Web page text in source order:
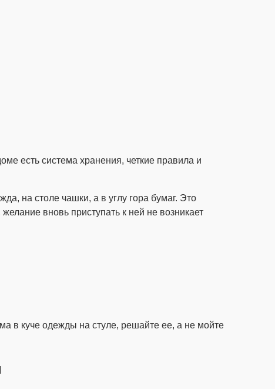
есть система хранения, четкие правила и
на столе чашки, а в углу гора бумаг. Это
вновь приступать к ней не возникает
в куче одежды на стуле, решайте ее, а не мойте